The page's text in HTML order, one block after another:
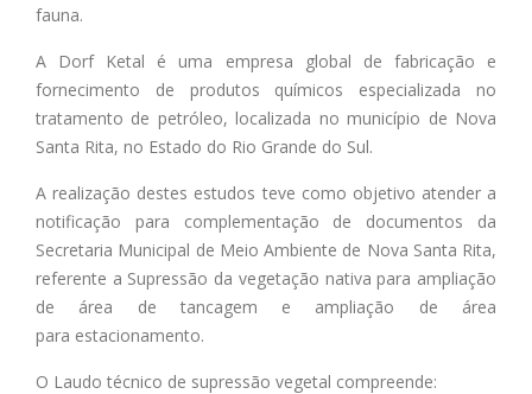
fauna.
A Dorf Ketal é uma empresa global de fabricação e
fornecimento de produtos químicos especializada no
tratamento de petróleo, localizada no município de Nova
Santa Rita, no Estado do Rio Grande do Sul.
A realização destes estudos teve como objetivo atender a
notificação para complementação de documentos da
Secretaria Municipal de Meio Ambiente de Nova Santa Rita,
referente a Supressão da vegetação nativa para ampliação
de área de tancagem e ampliação de área
para estacionamento.
O Laudo técnico de supressão vegetal compreende: